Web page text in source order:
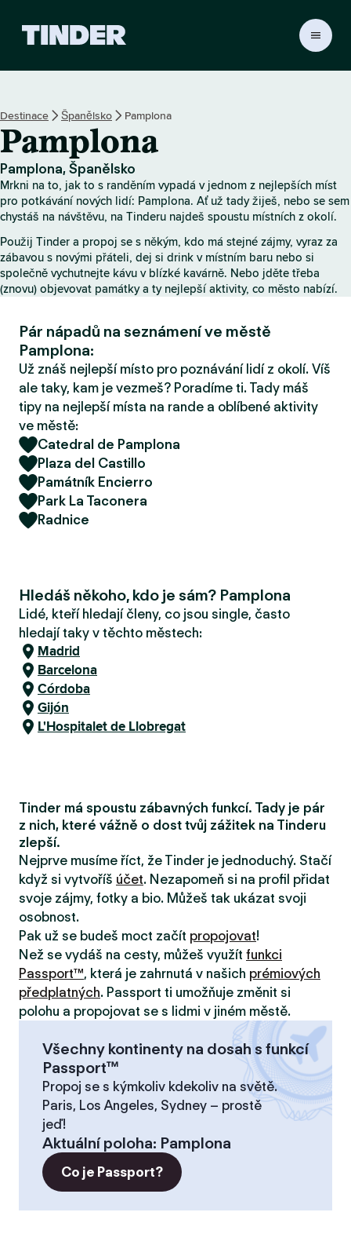
s
k
á
s
t
r
á
k
a
T
i
d
r
Destinace Španělsko Pamplona
Pamplona
Pamplona, Španělsko
Mrkni na to, jak to s randěním vypadá v jednom z nejlepších míst
pro potkávání nových lidí: Pamplona. Ať už tady žiješ, nebo se sem
chystáš na návštěvu, na Tinderu najdeš spoustu místních z okolí.
Použij Tinder a propoj se s někým, kdo má stejné zájmy, vyraz za
zábavou s novými přáteli, dej si drink v místním baru nebo si
společně vychutnejte kávu v blízké kavárně. Nebo jděte třeba
(znovu) objevovat památky a ty nejlepší aktivity, co město nabízí.
Pár nápadů na seznámení ve městě
Pamplona:
Už znáš nejlepší místo pro poznávání lidí z okolí. Víš
ale taky, kam je vezmeš? Poradíme ti. Tady máš
tipy na nejlepší místa na rande a oblíbené aktivity
ve městě:
Catedral de Pamplona
Plaza del Castillo
Památník Encierro
Park La Taconera
Radnice
Hledáš někoho, kdo je sám? Pamplona
Lidé, kteří hledají členy, co jsou single, často
hledají taky v těchto městech:
Madrid
Barcelona
Córdoba
Gijón
L'Hospitalet de Llobregat
Tinder má spoustu zábavných funkcí. Tady je pár
z nich, které vážně o dost tvůj zážitek na Tinderu
zlepší.
Nejprve musíme říct, že Tinder je jednoduchý. Stačí
když si vytvoříš účet. Nezapomeň si na profil přidat
svoje zájmy, fotky a bio. Můžeš tak ukázat svoji
osobnost.
Pak už se budeš moct začít propojovat!
Než se vydáš na cesty, můžeš využít funkci
Passport™, která je zahrnutá v našich prémiových
předplatných. Passport ti umožňuje změnit si
polohu a propojovat se s lidmi v jiném městě.
Všechny kontinenty na dosah s funkcí
Passport™
Propoj se s kýmkoliv kdekoliv na světě.
Paris, Los Angeles, Sydney – prostě
jeď!
Aktuální poloha: Pamplona
Co je Passport?